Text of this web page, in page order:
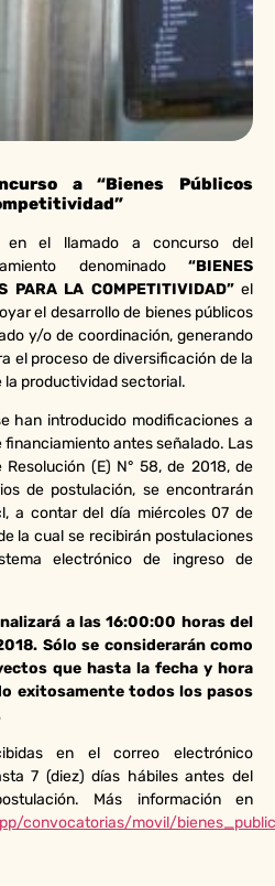
a “Bienes Públicos
el llamado a concurso del
denominado “BIENES
PARA LA COMPETITIVIDAD”el
el desarrollo de bienes públicos
y/o de coordinación, generando
el proceso de diversificación de la
productividad sectorial.
han introducido modificaciones a
financiamiento antes señalado. Las
(E) N° 58, de 2018, de
de postulación, se encontrarán
a contar del día miércoles 07 de
la cual se recibirán postulaciones
electrónico de ingreso de
a las 16:00:00 horas del
Sólo se considerarán como
que hasta la fecha y hora
exitosamente todos los pasos
en el correo electrónico
7 (diez) días hábiles antes del
Más información en
convocatorias/movil/